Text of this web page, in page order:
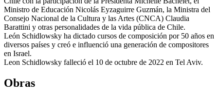
Ministro de Educación Nicolás Eyzaguirre Guzmán, la Ministra del
Consejo Nacional de la Cultura y las Artes (CNCA) Claudia
Barattini y otras personalidades de la vida pública de Chile.
León Schidlowsky ha dictado cursos de composición por 50 años en
diversos países y creó e influenció una generación de compositores
en Israel.
Leon Schidlowsky falleció el 10 de octubre de 2022 en Tel Aviv.
Obras